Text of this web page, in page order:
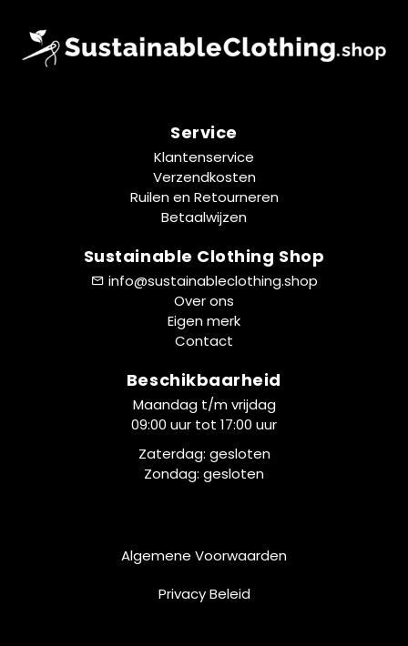
Service
Klantenservice
Verzendkosten
Ruilen en Retourneren
Betaalwijzen
Sustainable Clothing Shop
info@sustainableclothing.shop
Over ons
Eigen merk
Contact
Beschikbaarheid
Maandag t/m vrijdag
09:00 uur tot 17:00 uur
Zaterdag: gesloten
Zondag: gesloten
Algemene Voorwaarden
Privacy Beleid